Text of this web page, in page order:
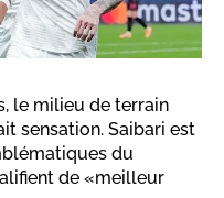
le milieu de terrain
sensation. Saibari est
du
de «meilleur